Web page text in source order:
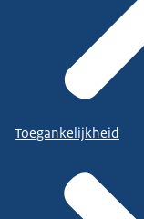
Toegankelijkheid